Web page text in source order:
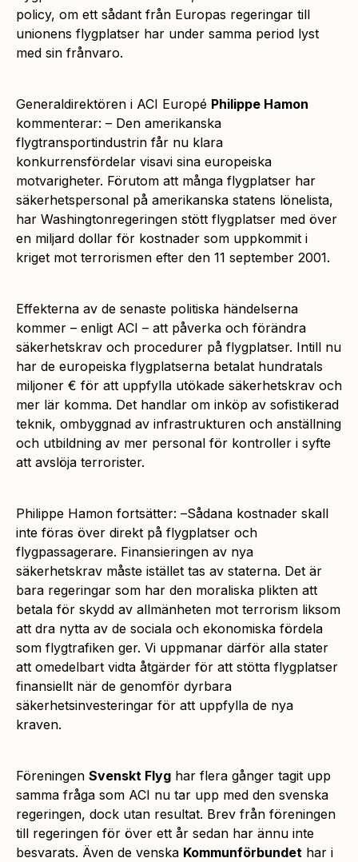
policy, om ett sådant från Europas regeringar till
unionens flygplatser har under samma period lyst
med sin frånvaro.
Generaldirektören i ACI Europé Philippe Hamon
kommenterar: – Den amerikanska
flygtransportindustrin får nu klara
konkurrensfördelar visavi sina europeiska
motvarigheter. Förutom att många flygplatser har
säkerhetspersonal på amerikanska statens lönelista,
har Washingtonregeringen stött flygplatser med över
en miljard dollar för kostnader som uppkommit i
kriget mot terrorismen efter den 11 september 2001.
Effekterna av de senaste politiska händelserna
kommer – enligt ACI – att påverka och förändra
säkerhetskrav och procedurer på flygplatser. Intill nu
har de europeiska flygplatserna betalat hundratals
miljoner € för att uppfylla utökade säkerhetskrav och
mer lär komma. Det handlar om inköp av sofistikerad
teknik, ombyggnad av infrastrukturen och anställning
och utbildning av mer personal för kontroller i syfte
att avslöja terrorister.
Philippe Hamon fortsätter: –Sådana kostnader skall
inte föras över direkt på flygplatser och
flygpassagerare. Finansieringen av nya
säkerhetskrav måste istället tas av staterna. Det är
bara regeringar som har den moraliska plikten att
betala för skydd av allmänheten mot terrorism liksom
att dra nytta av de sociala och ekonomiska fördela
som flygtrafiken ger. Vi uppmanar därför alla stater
att omedelbart vidta åtgärder för att stötta flygplatser
finansiellt när de genomför dyrbara
säkerhetsinvesteringar för att uppfylla de nya
kraven.
Föreningen Svenskt Flyg har flera gånger tagit upp
samma fråga som ACI nu tar upp med den svenska
regeringen, dock utan resultat. Brev från föreningen
till regeringen för över ett år sedan har ännu inte
besvarats. Även de venska Kommunförbundet har i